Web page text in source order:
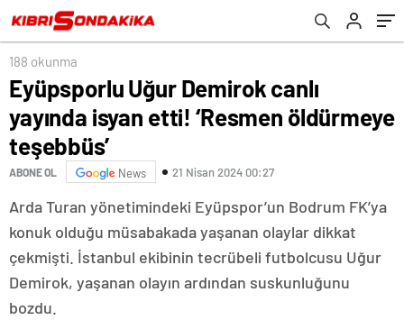
188 okunma
Eyüpsporlu Uğur Demirok canlı
yayında isyan etti! ‘Resmen öldürmeye
teşebbüs’
ABONE OL News 21 Nisan 2024 00:27
Arda Turan yönetimindeki Eyüpspor’un Bodrum FK’ya
konuk olduğu müsabakada yaşanan olaylar dikkat
çekmişti. İstanbul ekibinin tecrübeli futbolcusu Uğur
Demirok, yaşanan olayın ardından suskunluğunu
bozdu.